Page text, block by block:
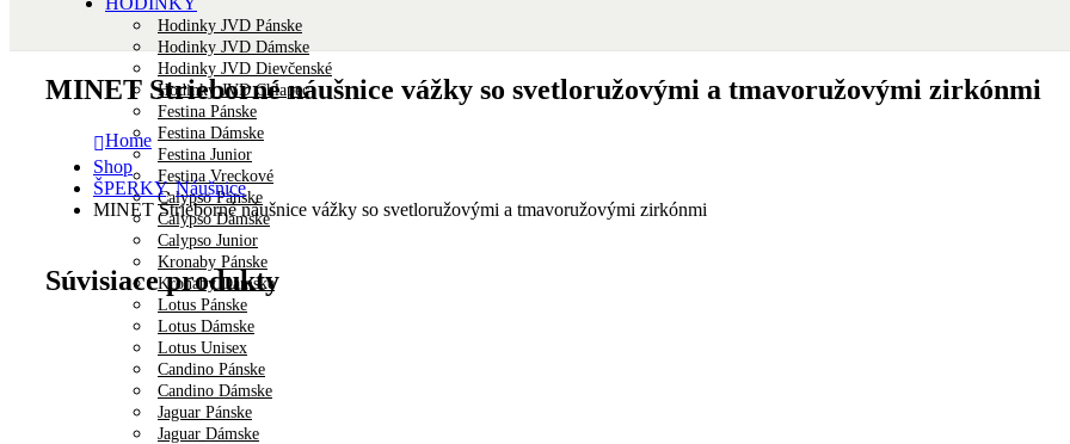
Hodinky JVD Pánske
Hodinky JVD Dámske
Hodinky JVD Dievčenské
Hodinky JVD Chlapec
Festina Pánske
Festina Dámske
Festina Junior
Festina Vreckové
Calypso Pánske
Calypso Dámske
Calypso Junior
Kronaby Pánske
Kronaby Dámske
Lotus Pánske
Lotus Dámske
Lotus Unisex
Candino Pánske
Candino Dámske
Jaguar Pánske
Jaguar Dámske
MINET Strieborné náušnice vážky so svetloružovými a tmavoružovými zirkónmi
Home
Shop
ŠPERKY,Náušnice
MINET Strieborné náušnice vážky so svetloružovými a tmavoružovými zirkónmi
Súvisiace produkty